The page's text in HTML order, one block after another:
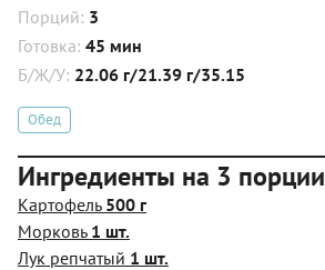
Порций: 3
Готовка: 45 мин
Б/Ж/У: 22.06 г/21.39 г/35.15
Обед
Ингредиенты на 3 порции
Картофель 500 г
Морковь 1 шт.
Лук репчатый 1 шт.